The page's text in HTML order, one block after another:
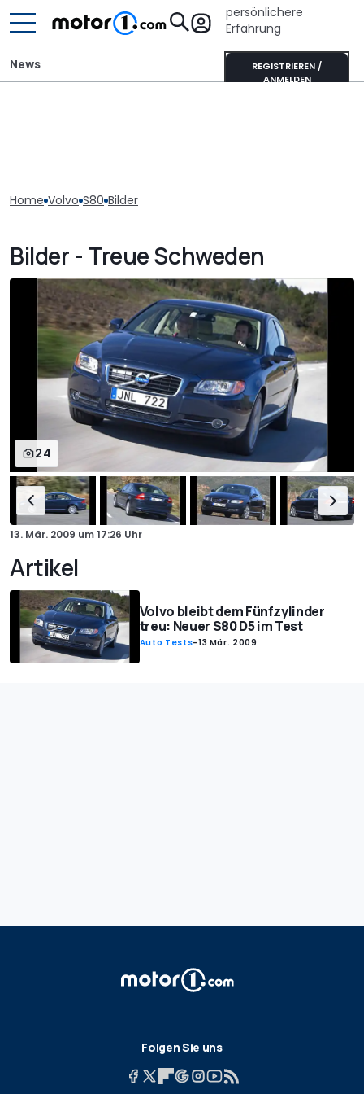
persönlichere
Erfahrung
REGISTRIEREN /
ANMELDEN
News
Home Volvo S80 Bilder
Bilder - Treue Schweden
24
13. Mär. 2009 um17:26 Uhr
Artikel
Volvo bleibt dem Fünfzylinder
treu: Neuer S80 D5 im Test
Auto Tests-13 Mär. 2009
Folgen Sie uns